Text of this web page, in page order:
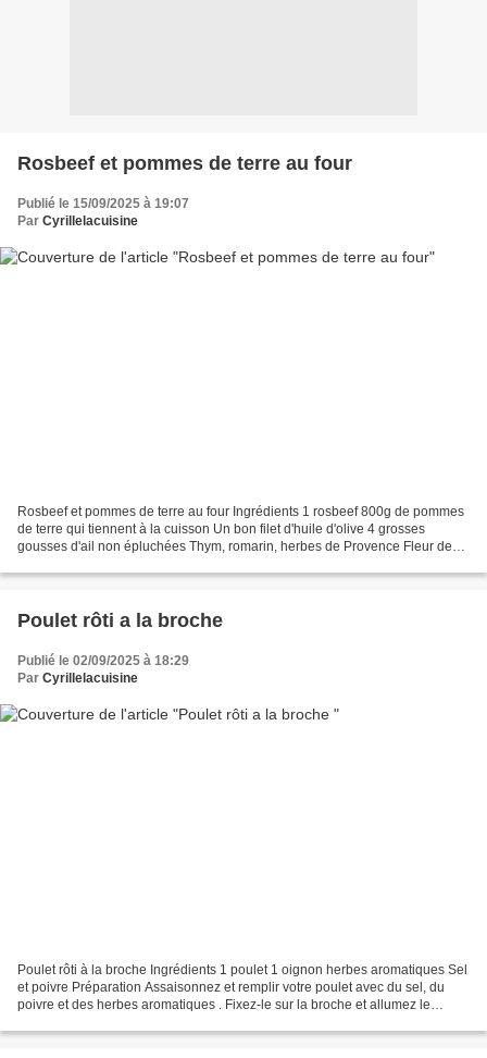
Rosbeef et pommes de terre au four
Publié le 15/09/2025 à 19:07
Par Cyrillelacuisine
Rosbeef et pommes de terre au four Ingrédients 1 rosbeef 800g de pommes
de terre qui tiennent à la cuisson Un bon filet d'huile d'olive 4 grosses
gousses d'ail non épluchées Thym, romarin, herbes de Provence Fleur de
Poulet rôti a la broche
Publié le 02/09/2025 à 18:29
Par Cyrillelacuisine
Poulet rôti à la broche Ingrédients 1 poulet 1 oignon herbes aromatiques Sel
et poivre Préparation Assaisonnez et remplir votre poulet avec du sel, du
poivre et des herbes aromatiques . Fixez-le sur la broche et allumez le